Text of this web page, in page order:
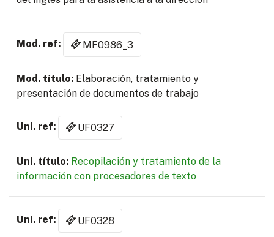
MF0986_3
Elaboración, tratamiento y
presentación de documentos de trabajo
UF0327
Recopilación y tratamiento de la
información con procesadores de texto
UF0328